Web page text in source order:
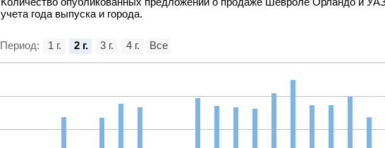
учета года выпуска и города.
Период: 1 г. 2 г. 3 г. 4 г. Все